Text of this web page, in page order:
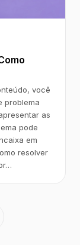
você
problema
as
pode
em
resolver